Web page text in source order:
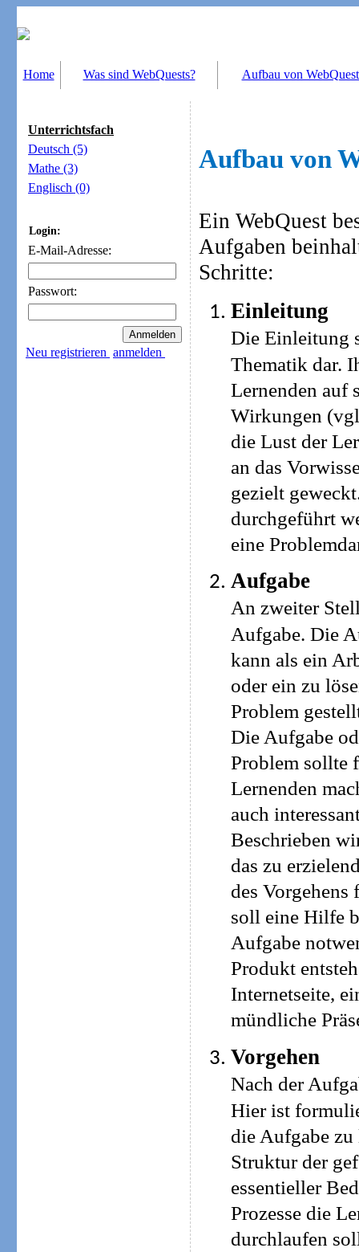
Home Was sind WebQuests? Aufbau von
Unterrichtsfach
Deutsch (5)
Mathe (3)
Englisch (0)
Login:
E-Mail-Adresse:
Passwort:
Neu registrieren anmelden
Aufbau von
Ein WebQuest
Aufgaben
Schritte:
Einleitung
Die Einleitung
Thematik dar.
Lernenden auf
Wirkungen
die Lust der
an das
gezielt
durchgeführt
eine
Aufgabe
An zweiter
Aufgabe. Die
kann als ein
oder ein zu
Problem
Die Aufgabe
Problem sollte
Lernenden
auch
Beschrieben
das zu
des Vorgehens
soll eine Hilfe
Aufgabe
Produkt
Internetseite,
mündliche
Vorgehen
Nach der
Hier ist
die Aufgabe zu
Struktur der
essentieller
Prozesse die
durchlaufen